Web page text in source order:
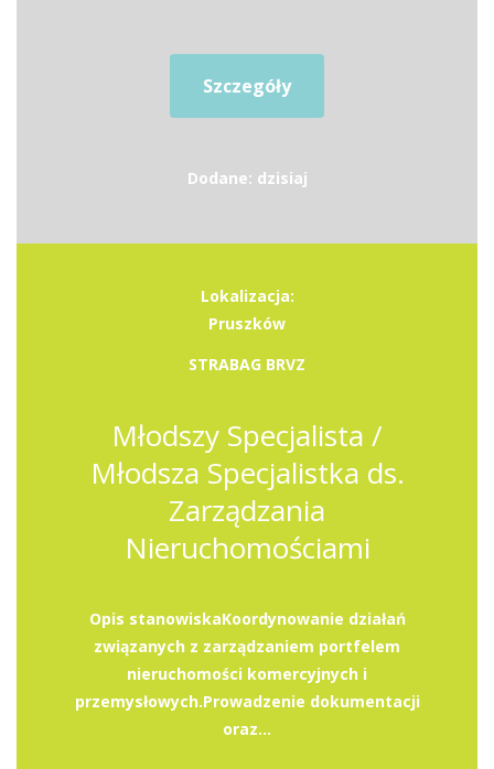
Szczegóły
Dodane: dzisiaj
Lokalizacja:
Pruszków
STRABAG BRVZ
Młodszy Specjalista /
Młodsza Specjalistka ds.
Zarządzania
Nieruchomościami
Opis stanowiskaKoordynowanie działań
związanych z zarządzaniem portfelem
nieruchomości komercyjnych i
przemysłowych.Prowadzenie dokumentacji
oraz...